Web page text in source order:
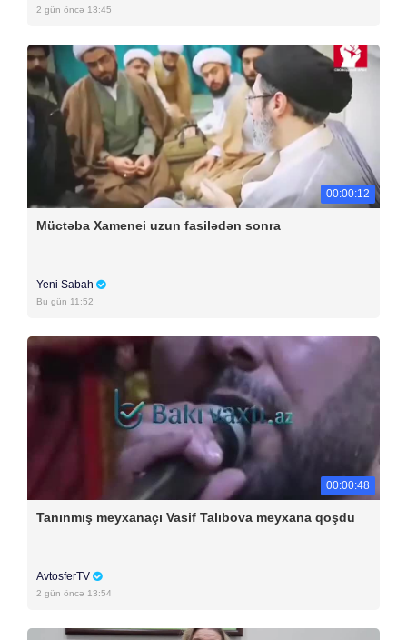
2 gün öncə 13:45
00:00:12
Müctəba Xamenei uzun fasilədən sonra
Yeni Sabah
Bu gün 11:52
00:00:48
Tanınmış meyxanaçı Vasif Talıbova meyxana qoşdu
AvtosferTV
2 gün öncə 13:54